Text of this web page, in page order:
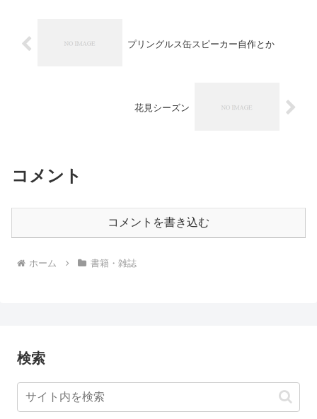
プリングルス缶スピーカー自作とか
花見シーズン
コメント
コメントを書き込む
ホーム 書籍・雑誌
検索